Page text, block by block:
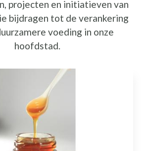
projecten en initiatieven van
bijdragen tot de verankering
voeding in onze
hoofdstad.